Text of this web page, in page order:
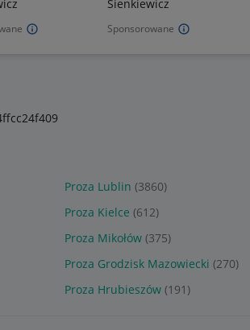
Sponsorowane
Sienkiewicz
Proza Lublin (3860)
Proza Kielce (612)
Proza Mikołów (375)
Proza Grodzisk Mazowiecki (270)
Proza Hrubieszów (191)